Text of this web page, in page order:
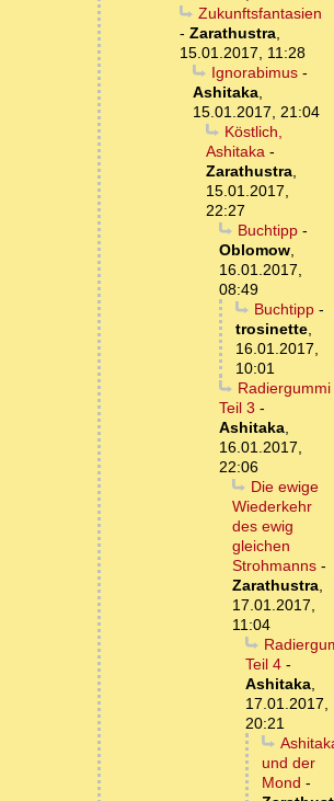
Zukunftsfantasien
- Zarathustra,
15.01.2017, 11:28
Ignorabimus-
Ashitaka,
15.01.2017, 21:04
Köstlich,
Ashitaka -
Zarathustra,
15.01.2017,
22:27
Buchtipp-
Oblomow,
16.01.2017,
08:49
Buchtipp-
trosinette,
16.01.2017,
10:01
Radiergummi
Teil 3 -
Ashitaka,
16.01.2017,
22:06
Die ewige
Wiederkehr
des ewig
gleichen
Strohmanns -
Zarathustra,
17.01.2017,
11:04
Teil 4 -
Ashitaka,
17.01.2017,
20:21
und der
Mond -